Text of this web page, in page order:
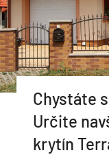
Chystáte
Určite
krytín